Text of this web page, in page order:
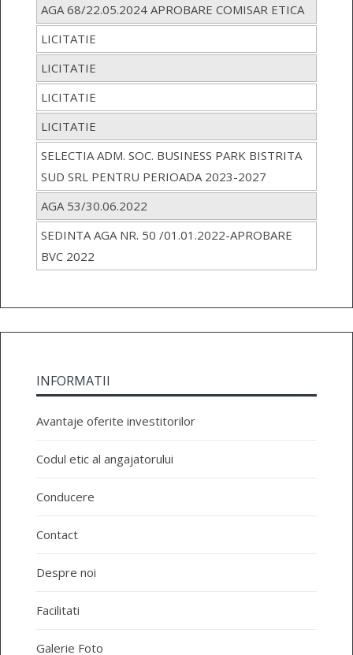
AGA 68/22.05.2024 APROBARE COMISAR ETICA
LICITATIE
LICITATIE
LICITATIE
LICITATIE
SELECTIA ADM. SOC. BUSINESS PARK BISTRITA
SUD SRL PENTRU PERIOADA 2023-2027
AGA 53/30.06.2022
SEDINTA AGA NR. 50 /01.01.2022-APROBARE
BVC 2022
INFORMATII
Avantaje oferite investitorilor
Codul etic al angajatorului
Conducere
Contact
Despre noi
Facilitati
Galerie Foto